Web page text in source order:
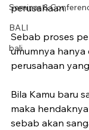
Seminar &
BALI
bali
perusahaan.
Sebab proses
umumnya
perusahaan
Bila Kamu baru
maka
sebab akan